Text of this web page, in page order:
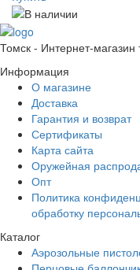
Томск - Интернет-
Информация
О магазине
Доставка
Гарантия и возврат
Сертификаты
Карта сайта
Оружейная
Опт
Политика
обработку
Каталог
Аэрозольные